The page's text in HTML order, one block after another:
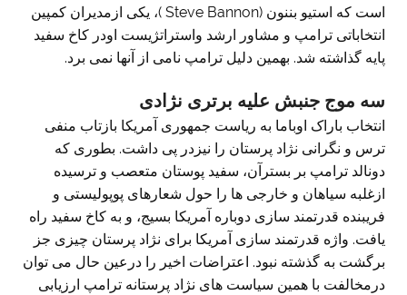
است که استیو بننون (Steve Bannon )، یکی ازمدیران کمپین
انتخاباتی ترامپ و مشاور ارشد واستراتژیست اودر کاخ سفید
پایه گذاشته شد. بهمین دلیل ترامپ نامی از آنها نمی برد.
سه موج جنبش علیه برتری نژادی
انتخاب باراک اوباما به ریاست جمهوری آمریکا بازتاب منفی
ترس و نگرانی نژاد پرستان را نیزدر پی داشت. بطوری که
دونالد ترامپ بر بسترآن، سفید پوستان متعصب و ترسیده
ازغلبه سیاهان و خارجی ها را حول شعارهای پوپولیستی و
فریبنده قدرتمند سازی دوباره آمریکا بسیج، و به کاخ سفید راه
یافت. واژه قدرتمند سازی آمریکا برای نژاد پرستان چیزی جز
برگشت به گذشته نبود. اعتراضات اخیر را درعین حال می توان
درمخالفت با همین سیاست های نژاد پرستانه ترامپ ارزیابی